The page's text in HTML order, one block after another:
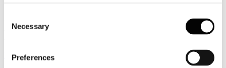
Selection
Necessary
Preferences
consolidando un trend positivo che negli ultimi anni ha visto
aumentare costantemente il peso della domanda internazionale,
Leggi tutto...